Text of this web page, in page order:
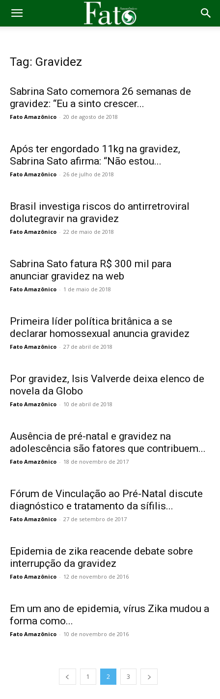
Tag: Gravidez
Sabrina Sato comemora 26 semanas de
gravidez: “Eu a sinto crescer...
Fato Amazônico - 20 de agosto de 2018
Após ter engordado 11kg na gravidez,
Sabrina Sato afirma: “Não estou...
Fato Amazônico - 26 de julho de 2018
Brasil investiga riscos do antirretroviral
dolutegravir na gravidez
Fato Amazônico - 22 de maio de 2018
Sabrina Sato fatura R$ 300 mil para
anunciar gravidez na web
Fato Amazônico - 1 de maio de 2018
Primeira líder política britânica a se
declarar homossexual anuncia gravidez
Fato Amazônico - 27 de abril de 2018
Por gravidez, Isis Valverde deixa elenco de
novela da Globo
Fato Amazônico - 10 de abril de 2018
Ausência de pré-natal e gravidez na
adolescência são fatores que contribuem...
Fato Amazônico - 18 de novembro de 2017
Fórum de Vinculação ao Pré-Natal discute
diagnóstico e tratamento da sífilis...
Fato Amazônico - 27 de setembro de 2017
Epidemia de zika reacende debate sobre
interrupção da gravidez
Fato Amazônico - 12 de novembro de 2016
Em um ano de epidemia, vírus Zika mudou a
forma como...
Fato Amazônico - 10 de novembro de 2016
1 2 3